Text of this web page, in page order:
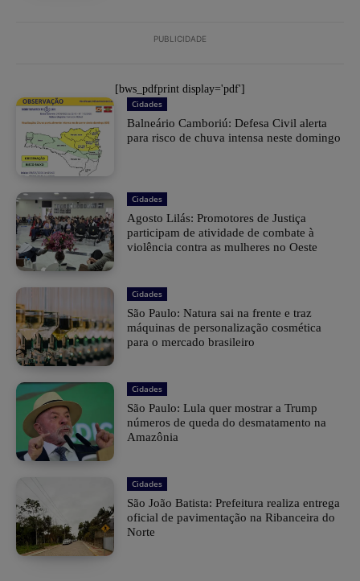
PUBLICIDADE
[bws_pdfprint display='pdf']
Cidades
Balneário Camboriú: Defesa Civil alerta
para risco de chuva intensa neste domingo
Cidades
Agosto Lilás: Promotores de Justiça
participam de atividade de combate à
violência contra as mulheres no Oeste
Cidades
São Paulo: Natura sai na frente e traz
máquinas de personalização cosmética
para o mercado brasileiro
Cidades
São Paulo: Lula quer mostrar a Trump
números de queda do desmatamento na
Amazônia
Cidades
São João Batista: Prefeitura realiza entrega
oficial de pavimentação na Ribanceira do
Norte